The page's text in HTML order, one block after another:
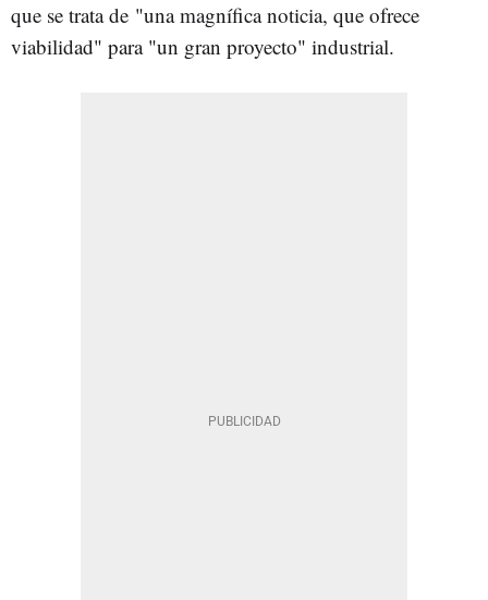
que se trata de "una magnífica noticia, que ofrece
viabilidad" para "un gran proyecto" industrial.